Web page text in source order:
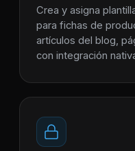
Crea y asigna
para fichas de
artículos del blog,
con integración